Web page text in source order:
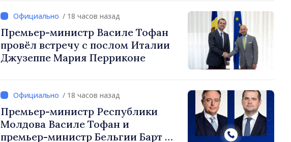
/ 18 часов назад
Премьер-министр Василе Тофан
провёл встречу с послом Италии
Джузеппе Мария Перриконе
/ 18 часов назад
Премьер-министр Республики
Молдова Василе Тофан и
премьер-министр Бельгии Барт де